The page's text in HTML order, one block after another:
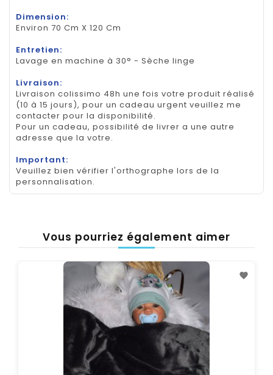
Dimension:
Environ 70 Cm X 120 Cm
Entretien:
Lavage en machine à 30° - Sèche linge
Livraison:
Livraison colissimo 48h une fois votre produit réalisé
(10 à 15 jours), pour un cadeau urgent veuillez me
contacter pour la disponibilité.
Pour un cadeau, possibilité de livrer a une autre
adresse que la votre.
Important:
Veuillez bien vérifier l'orthographe lors de la
personnalisation.
Vous pourriez également aimer